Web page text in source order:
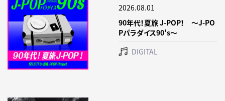
2026.08.01
90年代！夏旅 J-POP！ ～J-PO
Pパラダイス90's～
DIGITAL